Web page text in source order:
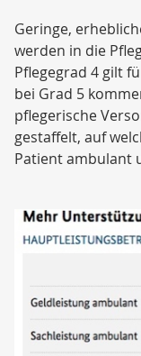
Geringe,
werden in die
Pflegegrad 4 gilt
bei Grad 5
pflegerische
gestaffelt, auf
Patient ambulant